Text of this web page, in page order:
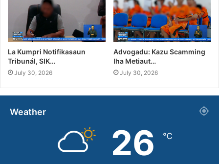
La Kumpri Notifikasaun
Tribunál, SIK…
July 30, 2026
Advogadu: Kazu Scamming
Iha Metiaut…
July 30, 2026
Weather
26 ℃